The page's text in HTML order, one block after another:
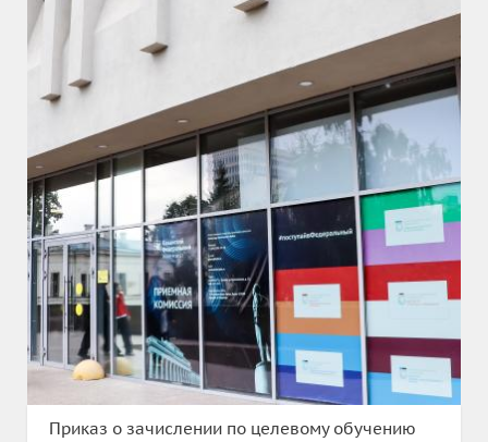
Приказ о зачислении по целевому обучению